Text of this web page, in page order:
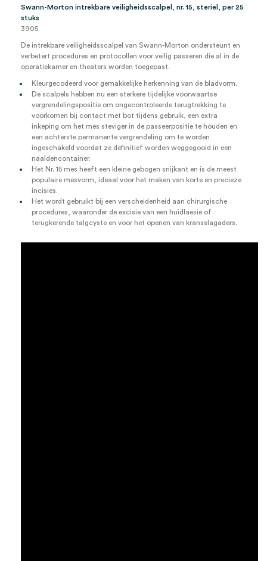
Swann-Morton intrekbare veiligheidsscalpel, nr. 15, steriel, per 25
stuks
3905
De intrekbare veiligheidsscalpel van Swann-Morton ondersteunt en
verbetert procedures en protocollen voor veilig passeren die al in de
operatiekamer en theaters worden toegepast.
Kleurgecodeerd voor gemakkelijke herkenning van de bladvorm.
De scalpels hebben nu een sterkere tijdelijke voorwaartse
vergrendelingspositie om ongecontroleerde terugtrekking te
voorkomen bij contact met bot tijdens gebruik, een extra
inkeping om het mes steviger in de passeerpositie te houden en
een achterste permanente vergrendeling om te worden
ingeschakeld voordat ze definitief worden weggegooid in een
naaldencontainer.
Het Nr. 15 mes heeft een kleine gebogen snijkant en is de meest
populaire mesvorm, ideaal voor het maken van korte en precieze
incisies.
Het wordt gebruikt bij een verscheidenheid aan chirurgische
procedures, waaronder de excisie van een huidlaesie of
terugkerende talgcyste en voor het openen van kransslagaders.